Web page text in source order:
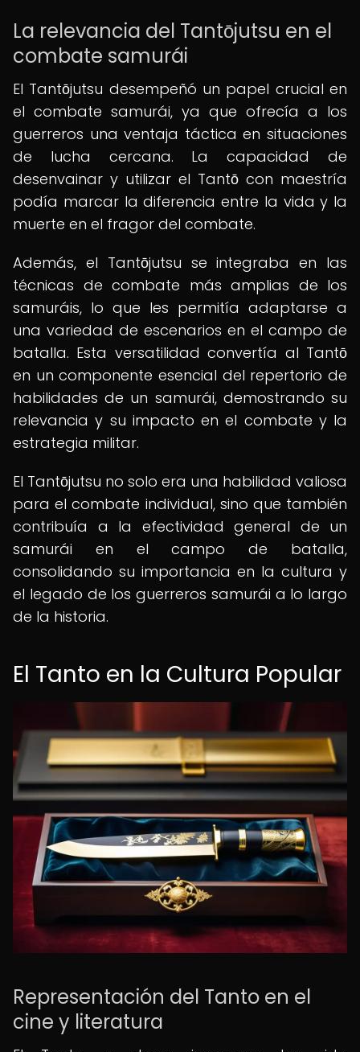
La relevancia del Tantōjutsu en el
combate samurái
El Tantōjutsu desempeñó un papel crucial en
el combate samurái, ya que ofrecía a los
guerreros una ventaja táctica en situaciones
de lucha cercana. La capacidad de
desenvainar y utilizar el Tantō con maestría
podía marcar la diferencia entre la vida y la
muerte en el fragor del combate.
Además, el Tantōjutsu se integraba en las
técnicas de combate más amplias de los
samuráis, lo que les permitía adaptarse a
una variedad de escenarios en el campo de
batalla. Esta versatilidad convertía al Tantō
en un componente esencial del repertorio de
habilidades de un samurái, demostrando su
relevancia y su impacto en el combate y la
estrategia militar.
El Tantōjutsu no solo era una habilidad valiosa
para el combate individual, sino que también
contribuía a la efectividad general de un
samurái en el campo de batalla,
consolidando su importancia en la cultura y
el legado de los guerreros samurái a lo largo
de la historia.
El Tanto en la Cultura Popular
Representación del Tanto en el
cine y literatura